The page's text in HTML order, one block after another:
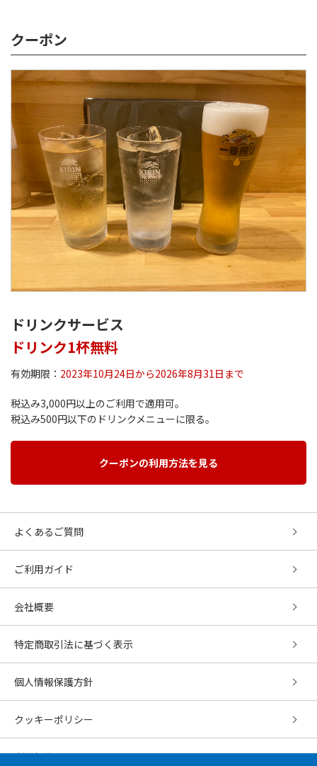
クーポン
ドリンクサービス
ドリンク1杯無料
有効期限： 2023年10月24日から2026年8月31日まで
税込み3,000円以上のご利用で適用可。
税込み500円以下のドリンクメニューに限る。
クーポンの利用方法を見る
よくあるご質問
ご利用ガイド
会社概要
特定商取引法に基づく表示
個人情報保護方針
クッキーポリシー
利用規約